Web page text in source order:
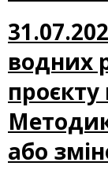
водних
або